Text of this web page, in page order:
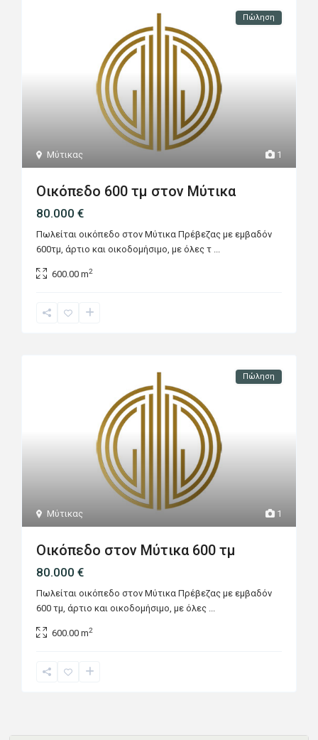
1
Μύτικας
Πώληση
Οικόπεδο 600 τμ στον Μύτικα
80.000 €
Πωλείται οικόπεδο στον Μύτικα Πρέβεζας με εμβαδόν
600τμ, άρτιο και οικοδομήσιμο, με όλες τ ...
600.00 m2
1
Μύτικας
Πώληση
Οικόπεδο στον Μύτικα 600 τμ
80.000 €
Πωλείται οικόπεδο στον Μύτικα Πρέβεζας με εμβαδόν
600 τμ, άρτιο και οικοδομήσιμο, με όλες ...
600.00 m2